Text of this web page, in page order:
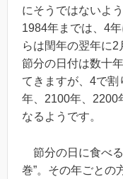
にそうではないよう
1984年までは、4
らは閏年の翌年に2
節分の日付は数十
てきますが、4で
年、2100年、
なるようです。
節分の日に食べ
巻”。その年ごとの